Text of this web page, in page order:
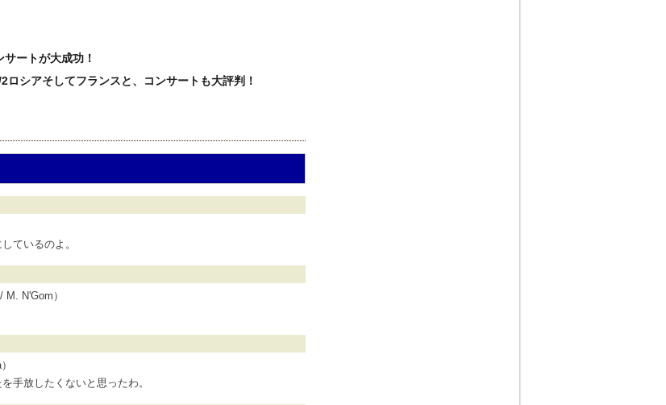
ートが大成功！
シアそしてフランスと、コンサートも大評判！
ているのよ。
N'Gom）
手放したくないと思ったわ。